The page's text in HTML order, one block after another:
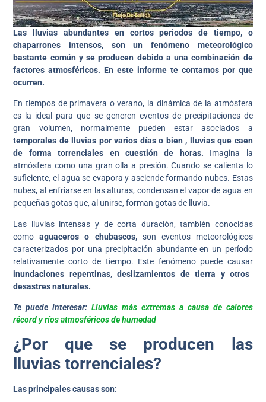
Las lluvias abundantes en cortos periodos de tiempo, o
chaparrones intensos, son un fenómeno meteorológico
bastante común y se producen debido a una combinación de
factores atmosféricos. En este informe te contamos por que
ocurren.
En tiempos de primavera o verano, la dinámica de la atmósfera
es la ideal para que se generen eventos de precipitaciones de
gran volumen, normalmente pueden estar asociados a
temporales de lluvias por varios días o bien , lluvias que caen
de forma torrenciales en cuestión de horas. Imagina la
atmósfera como una gran olla a presión. Cuando se calienta lo
suficiente, el agua se evapora y asciende formando nubes. Estas
nubes, al enfriarse en las alturas, condensan el vapor de agua en
pequeñas gotas que, al unirse, forman gotas de lluvia.
Las lluvias intensas y de corta duración, también conocidas
como aguaceros o chubascos,son eventos meteorológicos
caracterizados por una precipitación abundante en un período
relativamente corto de tiempo. Este fenómeno puede causar
inundaciones repentinas, deslizamientos de tierra y otros
desastres naturales.
Te puede interesar:Lluvias más extremas a causa de calores
récord y ríos atmosféricos de humedad
¿Por que se producen las
lluvias torrenciales?
Las principales causas son: